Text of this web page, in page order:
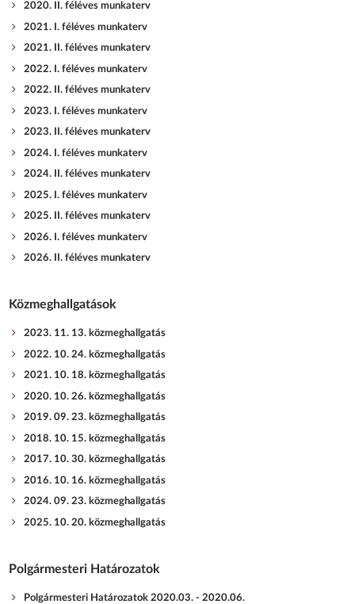
2020. II. féléves munkaterv
2021. I. féléves munkaterv
2021. II. féléves munkaterv
2022. I. féléves munkaterv
2022. II. féléves munkaterv
2023. I. féléves munkaterv
2023. II. féléves munkaterv
2024. I. féléves munkaterv
2024. II. féléves munkaterv
2025. I. féléves munkaterv
2025. II. féléves munkaterv
2026. I. féléves munkaterv
2026. II. féléves munkaterv
Közmeghallgatások
2023. 11. 13. közmeghallgatás
2022. 10. 24. közmeghallgatás
2021. 10. 18. közmeghallgatás
2020. 10. 26. közmeghallgatás
2019. 09. 23. közmeghallgatás
2018. 10. 15. közmeghallgatás
2017. 10. 30. közmeghallgatás
2016. 10. 16. közmeghallgatás
2024. 09. 23. közmeghallgatás
2025. 10. 20. közmeghallgatás
Polgármesteri Határozatok
Polgármesteri Határozatok 2020.03. - 2020.06.